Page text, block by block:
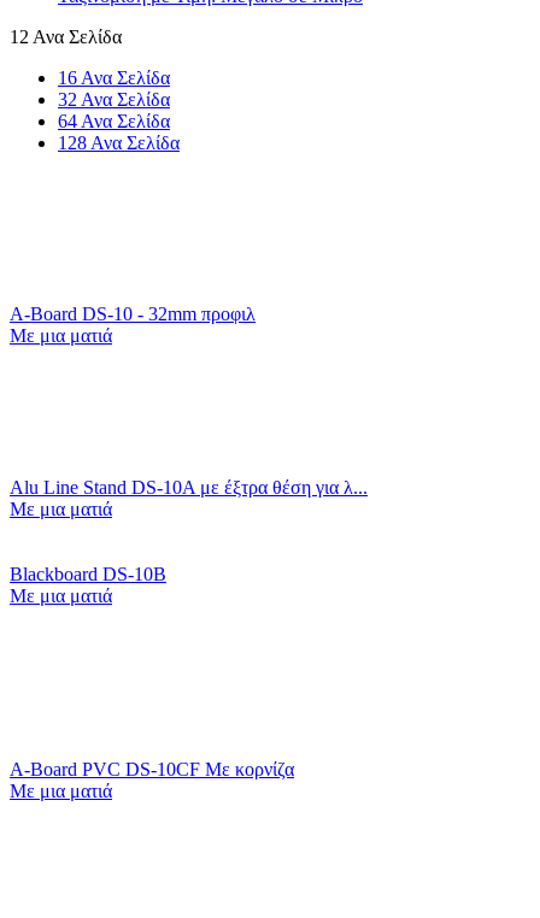
12 Ανα Σελίδα
16 Ανα Σελίδα
32 Ανα Σελίδα
64 Ανα Σελίδα
128 Ανα Σελίδα
A-Board DS-10 - 32mm προφιλ
Με μια ματιά
Alu Line Stand DS-10A με έξτρα θέση για λ...
Με μια ματιά
Blackboard DS-10B
Με μια ματιά
A-Board PVC DS-10CF Mε κορνίζα
Με μια ματιά